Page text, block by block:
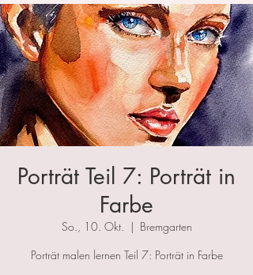
Porträt Teil 7: Porträt in
Farbe
So., 10. Okt.
  |
Bremgarten
Porträt malen lernen Teil 7: Porträt in Farbe